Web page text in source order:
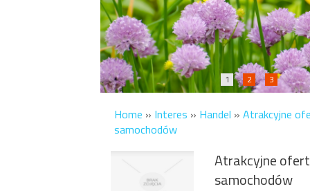
1 2 3
Home » Interes » Handel » Atrakcyjne
samochodów
Atrakcyjne
samochodów